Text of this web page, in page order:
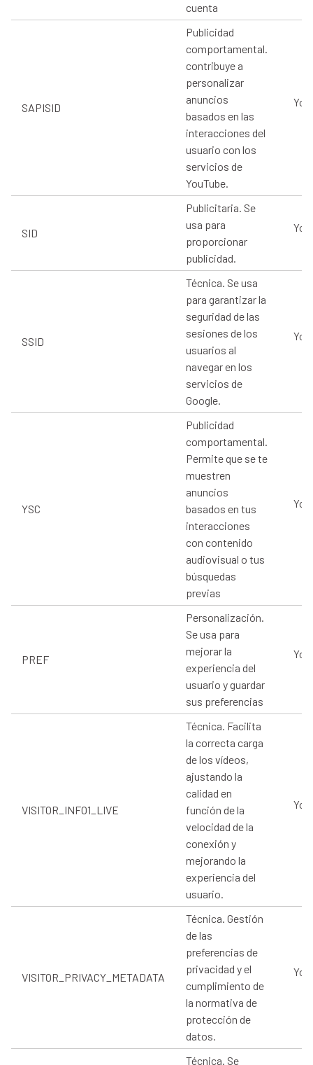
cuenta
SAPISID
Publicidad
comportamental.
contribuye a
personalizar
anuncios
basados en las
interacciones del
usuario con los
servicios de
YouTube.
SID
Publicitaria. Se
usa para
proporcionar
publicidad.
SSID
Técnica. Se usa
para garantizar la
seguridad de las
sesiones de los
usuarios al
navegar en los
servicios de
Google.
YSC
Publicidad
comportamental.
Permite que se te
muestren
anuncios
basados en tus
interacciones
con contenido
audiovisual o tus
búsquedas
previas
PREF
Personalización.
Se usa para
mejorar la
experiencia del
usuario y guardar
sus preferencias
VISITOR_INFO1_LIVE
Técnica. Facilita
la correcta carga
de los vídeos,
ajustando la
calidad en
función de la
velocidad de la
conexión y
mejorando la
experiencia del
usuario.
VISITOR_PRIVACY_METADATA
Técnica. Gestión
de las
preferencias de
privacidad y el
cumplimiento de
la normativa de
protección de
datos.
Técnica. Se